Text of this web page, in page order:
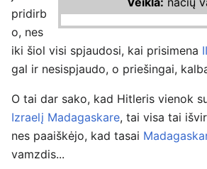
pridirb
o, nes
iki šiol visi spjaudosi, kai prisimena
gal ir nesispjaudo, o priešingai,
O tai dar sako, kad Hitleris vienok
Izraelį Madagaskare, tai visa tai
nes paaiškėjo, kad tasai
vamzdis...